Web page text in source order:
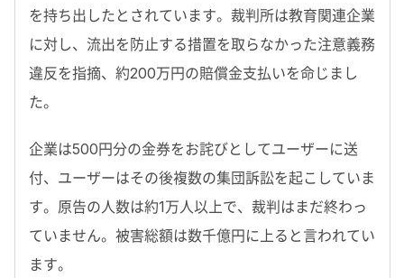
を持ち出したとされています。裁判所は教育関連企業
に対し、流出を防止する措置を取らなかった注意義務
違反を指摘、約200万円の賠償金支払いを命じまし
た。
企業は500円分の金券をお詫びとしてユーザーに送
付、ユーザーはその後複数の集団訴訟を起こしていま
す。原告の人数は約1万人以上で、裁判はまだ終わっ
ていません。被害総額は数千億円に上ると言われてい
ます。